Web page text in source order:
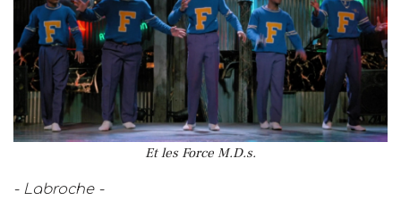
Et les Force M.D.s.
- Labroche -